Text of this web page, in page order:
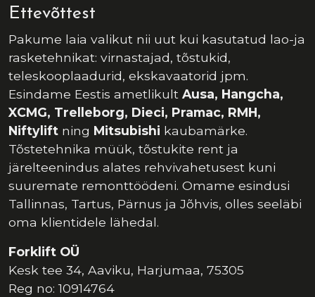
Ettevõttest
Pakume laia valikut nii uut kui kasutatud lao-ja
rasketehnikat: virnastajad, tõstukid,
teleskooplaadurid, ekskavaatorid jpm.
Esindame Eestis ametlikult Ausa, Hangcha,
XCMG, Trelleborg, Dieci, Pramac, RMH,
Niftylift ning Mitsubishi kaubamärke.
Tõstetehnika müük, tõstukite rent ja
järelteenindus alates rehvivahetusest kuni
suuremate remonttöödeni. Omame esindusi
Tallinnas, Tartus, Pärnus ja Jõhvis, olles seeläbi
oma klientidele lähedal.
Forklift OÜ
Kesk tee 34, Aaviku, Harjumaa, 75305
Reg no: 10914764